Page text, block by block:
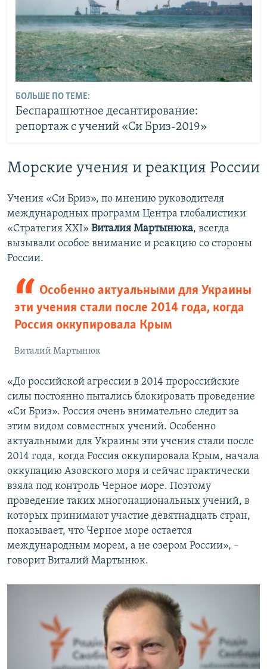
БОЛЬШЕ ПО ТЕМЕ:
Беспарашютное десантирование:
репортаж с учений «Си Бриз-2019»
Морские учения и реакция России
Учения «Си Бриз», по мнению руководителя
международных программ Центра глобалистики
«Стратегия ХХІ» Виталия Мартынюка, всегда
вызывали особое внимание и реакцию со стороны
России.
Особенно актуальными для Украины
эти учения стали после 2014 года, когда
Россия оккупировала Крым
Виталий Мартынюк
«До российской агрессии в 2014 пророссийские
силы постоянно пытались блокировать проведение
«Си Бриз». Россия очень внимательно следит за
этим видом совместных учений. Особенно
актуальными для Украины эти учения стали после
2014 года, когда Россия оккупировала Крым, начала
оккупацию Азовского моря и сейчас практически
взяла под контроль Черное море. Поэтому
проведение таких многонациональных учений, в
которых принимают участие девятнадцать стран,
показывает, что Черное море остается
международным морем, а не озером России», –
говорит Виталий Мартынюк.